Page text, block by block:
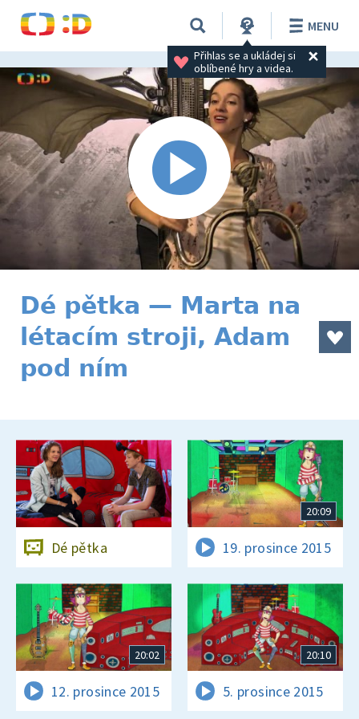
Přihlas se a ukládej si
oblíbené hry a videa.
MENU
Dé pětka — Marta na
létacím stroji, Adam
pod ním
Dé pětka
20:09
19. prosince 2015
20:02
12. prosince 2015
20:10
5. prosince 2015